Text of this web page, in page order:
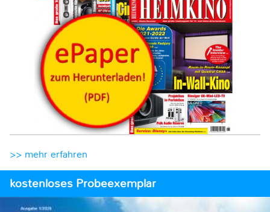
>> mehr erfahren
kostenloses Probeexemplar